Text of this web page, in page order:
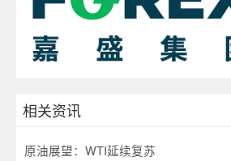
相关资讯
原油展望：WTI延续复苏